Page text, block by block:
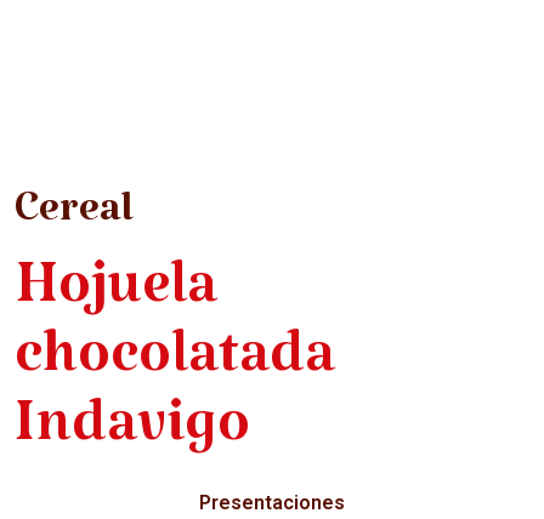
Cereal
Hojuela
chocolatada
Indavigo
Presentaciones